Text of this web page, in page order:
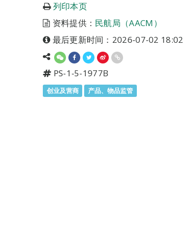
列印本页
资料提供： 民航局（AACM）
最后更新时间：2026-07-02 18:02
PS-1-5-1977B
创业及营商 产品、物品监管